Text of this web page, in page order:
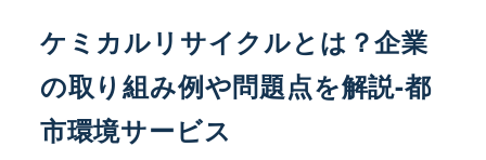
ケミカルリサイクルとは？企業
の取り組み例や問題点を解説-都
市環境サービス